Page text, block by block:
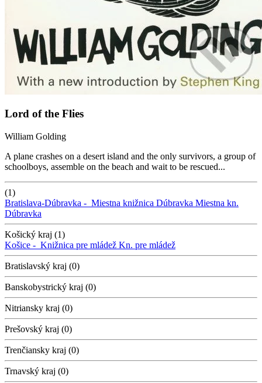
Lord of the Flies
William Golding
A plane crashes on a desert island and the only survivors, a group of
schoolboys, assemble on the beach and wait to be rescued...
(1)
Bratislava-Dúbravka - Miestna knižnica Dúbravka Miestna kn.
Dúbravka
Košický kraj (1)
Košice - Knižnica pre mládež Kn. pre mládež
Bratislavský kraj (0)
Banskobystrický kraj (0)
Nitriansky kraj (0)
Prešovský kraj (0)
Trenčiansky kraj (0)
Trnavský kraj (0)